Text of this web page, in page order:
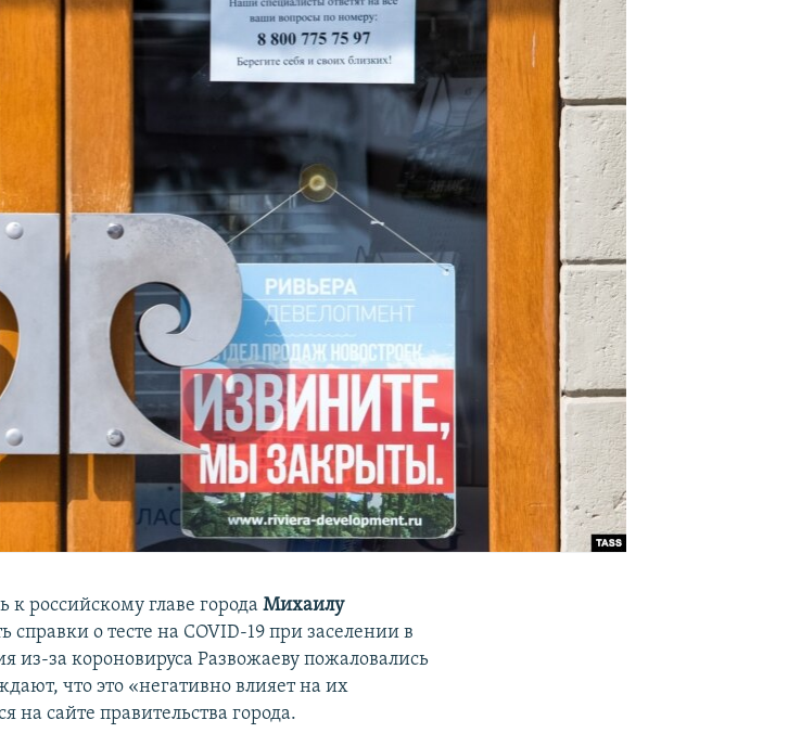
к российскому главе городаМихаилу
справки о тесте на COVID-19 при заселении в
из-за короновируса Развожаеву пожаловались
что это «негативно влияет на их
на сайте правительства города.